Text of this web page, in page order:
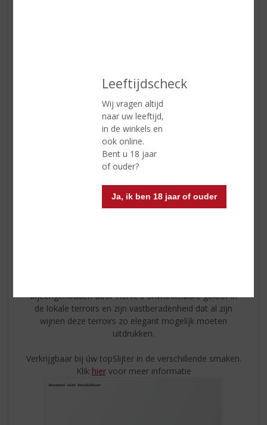
Leeftijdscheck
Wij vragen altijd
naar uw leeftijd,
in de winkels en
ook online.
Bent u 18 jaar
of ouder?
Ja, ik ben 18 jaar of ouder
bijeengehouden door Hervé's onwankelbare geloof in
de lokale terroirs en zijn vastberadenheid dat al zijn
wijnen deze terroirs zo elegant mogelijk moeten
uitdrukken.
Verkrijgbaar bij úw topSlijter in de verschillende smaken.
Klik hiervoor meer informatie